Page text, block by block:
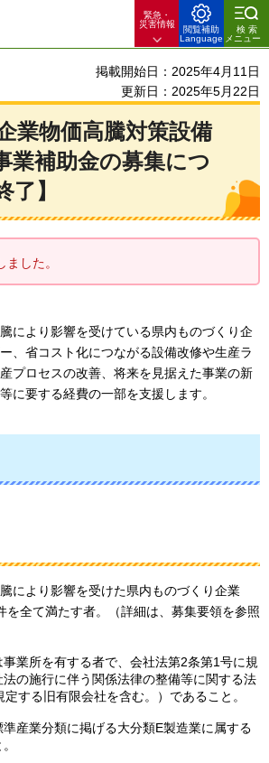
緊急・
災害情報
閲覧補助
Language
検索
メニュー
掲載開始日：2025年4月11日
更新日：2025年5月22日
業物価高騰対策設備
業補助金の募集につ
了】
した。
により影響を受けている県内ものづくり企
、省コスト化につながる設備改修や生産ラ
プロセスの改善、将来を見据えた事業の新
に要する経費の一部を支援します。
により影響を受けた県内ものづくり企業
を全て満たす者。（詳細は、募集要領を参照
業所を有する者で、会社法第2条第1号に規
の施行に伴う関係法律の整備等に関する法
する旧有限会社を含む。）であること。
産業分類に掲げる大分類E製造業に属する